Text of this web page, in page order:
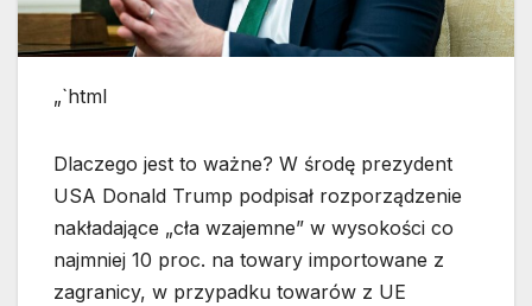
„`html
Dlaczego jest to ważne? W środę prezydent
USA Donald Trump podpisał rozporządzenie
nakładające „cła wzajemne” w wysokości co
najmniej 10 proc. na towary importowane z
zagranicy, w przypadku towarów z UE